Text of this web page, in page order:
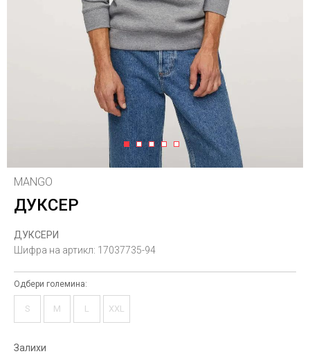
1 2 3 4 5
MANGO
ДУКСЕР
ДУКСЕРИ
Шифра на артикл: 17037735-94
Одбери големина:
S M L XXL
Залихи